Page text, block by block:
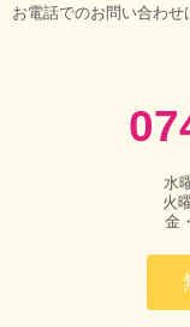
お電話でのお問い合わせ
水
火
金